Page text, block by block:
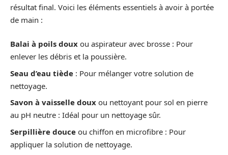
résultat final. Voici les éléments essentiels à avoir à portée
de main :
Balai à poils doux ou aspirateur avec brosse : Pour
enlever les débris et la poussière.
Seau d’eau tiède : Pour mélanger votre solution de
nettoyage.
Savon à vaisselle doux ou nettoyant pour sol en pierre
au pH neutre : Idéal pour un nettoyage sûr.
Serpillière douce ou chiffon en microfibre : Pour
appliquer la solution de nettoyage.